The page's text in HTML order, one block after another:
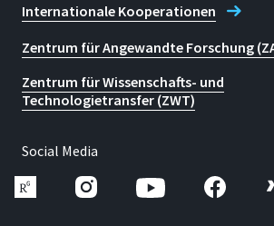
Internationale Kooperationen
Zentrum für Angewandte Forschung
Zentrum für Wissenschafts- und
Technologietransfer (ZWT)
Social Media